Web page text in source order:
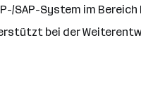
SAP-System im
bei der